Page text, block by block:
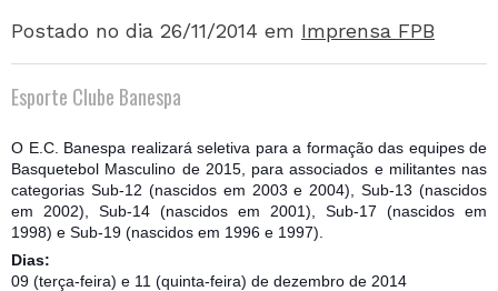
Postado no dia 26/11/2014 em Imprensa FPB
Esporte Clube Banespa
O E.C. Banespa realizará seletiva para a formação das equipes de
Basquetebol Masculino de 2015, para associados e militantes nas
categorias Sub-12 (nascidos em 2003 e 2004), Sub-13 (nascidos
em 2002), Sub-14 (nascidos em 2001), Sub-17 (nascidos em
1998) e Sub-19 (nascidos em 1996 e 1997).
Dias:
09 (terça-feira) e 11 (quinta-feira) de dezembro de 2014